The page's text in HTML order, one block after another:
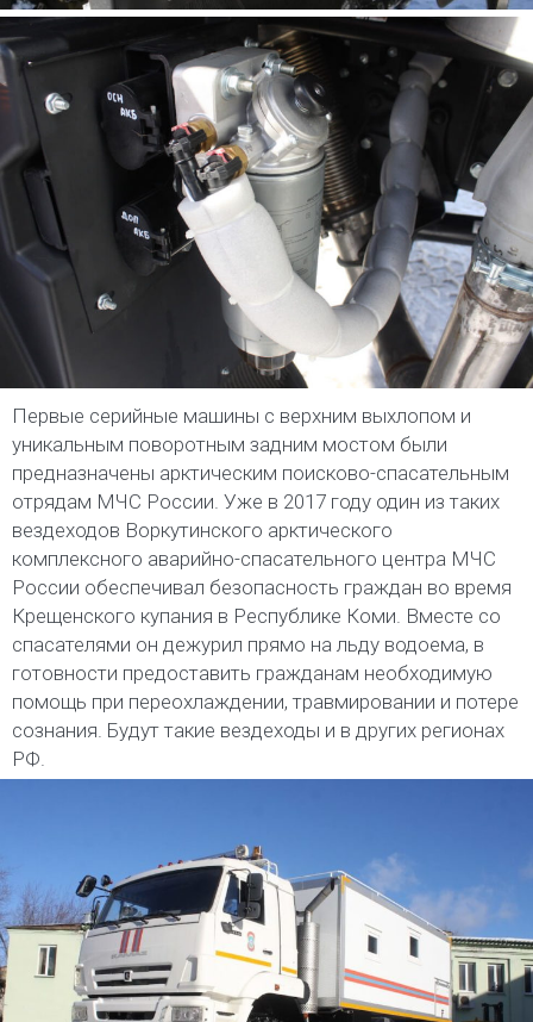
Первые серийные машины с верхним выхлопом и
уникальным поворотным задним мостом были
предназначены арктическим поисково-спасательным
отрядам МЧС России. Уже в 2017 году один из таких
вездеходов Воркутинского арктического
комплексного аварийно-спасательного центра МЧС
России обеспечивал безопасность граждан во время
Крещенского купания в Республике Коми. Вместе со
спасателями он дежурил прямо на льду водоема, в
готовности предоставить гражданам необходимую
помощь при переохлаждении, травмировании и потере
сознания. Будут такие вездеходы и в других регионах
РФ.